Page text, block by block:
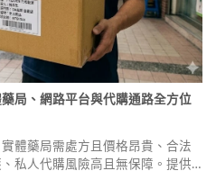
局、網路平台與代購通路全方位
體藥局需處方且價格昂貴、合法
私人代購風險高且無保障。提供